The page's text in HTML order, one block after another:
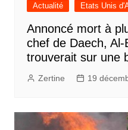
Actualité Etats Unis
Annoncé mort à
chef de Daech,
trouverait sur une
Zertine 19